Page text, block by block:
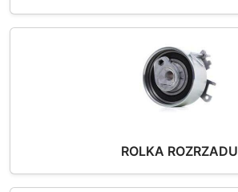
ROLKA ROZRZADU